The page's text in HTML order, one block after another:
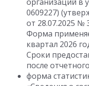
0609227)
от 28.07.2025 №
Форма
квартал 2026
Сроки
после
форма